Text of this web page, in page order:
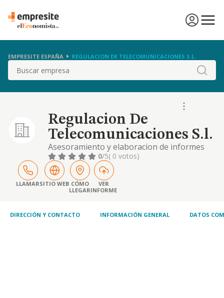
EMPRESITE ESPAÑA REGULACION DE TELECOMUNICACIONES S.L.
Buscar
Regulacion De
Telecomunicaciones S.l.
Asesoramiento y elaboracion de informes
juridicos y economicos en el ambito privado
y administrativo, asi como su difusion, y en
especial en el sector de las
telecomunicaciones, y la actuacion en el
ambito de la.
0/5( 0 votos)
LLAMARSITIO WEB CÓMO
LLEGAR
VER
INFORME
DIRECCIÓN Y CONTACTO INFORMACIÓN GENERAL DATOS